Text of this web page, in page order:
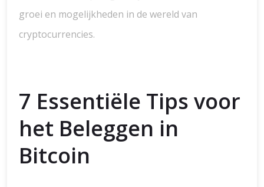
groei en mogelijkheden in de wereld van
cryptocurrencies.
7 Essentiële Tips voor
het Beleggen in
Bitcoin